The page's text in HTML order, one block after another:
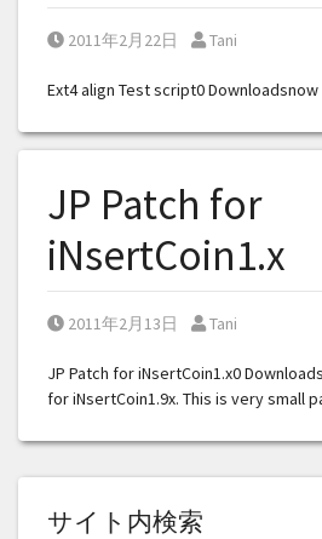
Posted on
2011年2月22日 Posted by
Tani
Ext4 align Test script0
JP Patch for
iNsertCoin1.x
Posted on
2011年2月13日 Posted by
Tani
JP Patch for iNsertCoin1.x0
for iNsertCoin1.9x. This is very small
サイト内検索